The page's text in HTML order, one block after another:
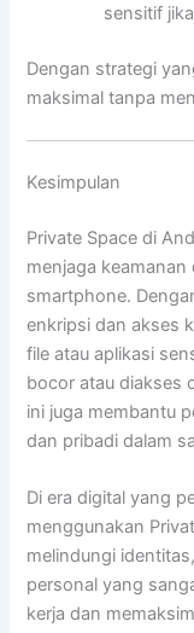
sensitif
Dengan strategi
maksimal tanpa
Kesimpulan
Private Space di
menjaga
smartphone.
enkripsi dan akses
file atau aplikasi
bocor atau diakses
ini juga membantu
dan pribadi dalam
Di era digital yang
menggunakan
melindungi
personal yang
kerja dan